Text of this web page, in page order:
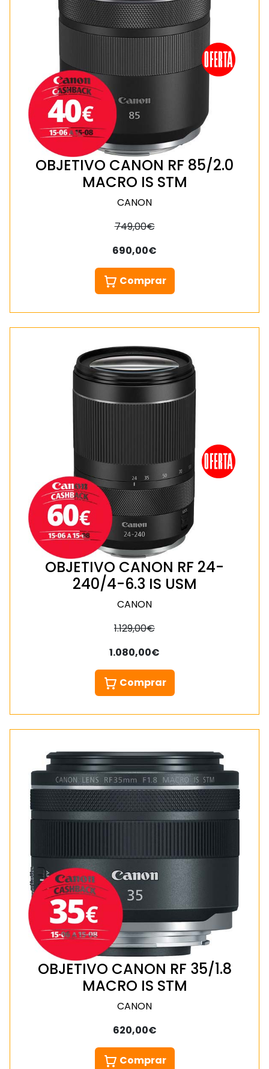
OBJETIVO CANON RF 85/2.0
MACRO IS STM
CANON
749,00€
690,00€
Comprar
OBJETIVO CANON RF 24-
240/4-6.3 IS USM
CANON
1.129,00€
1.080,00€
Comprar
OBJETIVO CANON RF 35/1.8
MACRO IS STM
CANON
620,00€
Comprar